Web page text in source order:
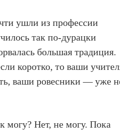
ушли из профессии
так по-дурацки
большая традиция.
коротко, то ваши
ваши ровесники — уже
могу? Нет, не могу. Пока